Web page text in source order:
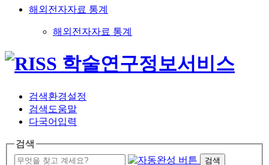
해외전자자료 통계
해외전자자료 통계
검색환경설정
검색도움말
다국어입력
검색
검색